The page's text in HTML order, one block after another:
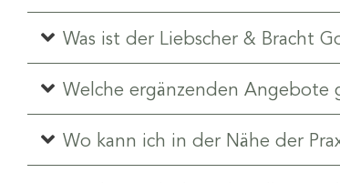
Was ist der Liebscher & Bracht
Welche ergänzenden Angebote
Wo kann ich in der Nähe der